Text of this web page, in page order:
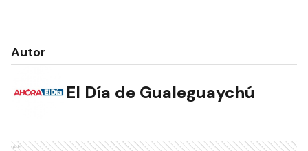
Autor
El Día de Gualeguaychú
Ads